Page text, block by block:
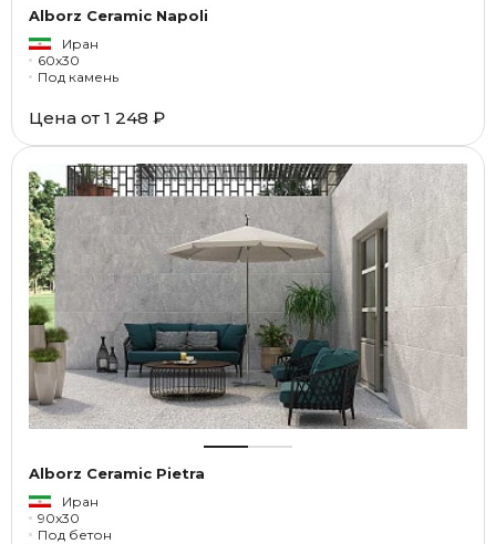
Alborz Ceramic Napoli
Иран
60x30
Под камень
Цена от 1 248 ₽
Alborz Ceramic Pietra
Иран
90x30
Под бетон